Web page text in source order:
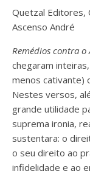
Quetzal Editores,
Ascenso André
Remédios contra
chegaram
menos cativante)
Nestes versos,
grande utilidade
suprema ironia,
sustentara: o
o seu direito ao
infidelidade e ao